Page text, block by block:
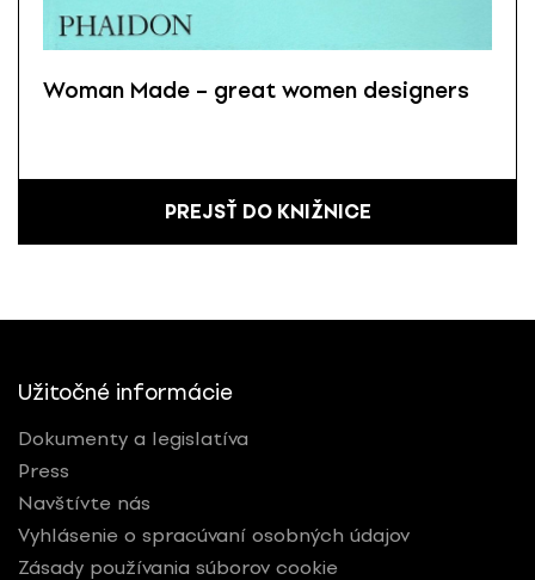
Woman Made – great women designers
PREJSŤ DO KNIŽNICE
Užitočné informácie
Dokumenty a legislatíva
Press
Navštívte nás
Vyhlásenie o spracúvaní osobných údajov
Zásady používania súborov cookie